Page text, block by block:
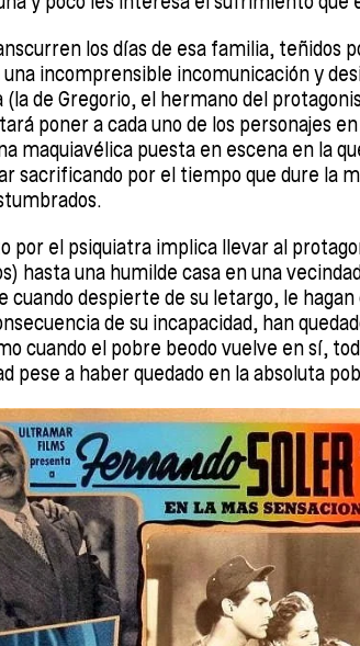
los días de esa familia, teñidos
una incomprensible incomunicación y
(la de Gregorio, el hermano del
poner a cada uno de los personajes
maquiavélica puesta en escena en la
sacrificando por el tiempo que dure la
por el psiquiatra implica llevar al
hasta una humilde casa en una
cuando despierte de su letargo, le
de su incapacidad, han
cuando el pobre beodo vuelve en sí,
pese a haber quedado en la absoluta